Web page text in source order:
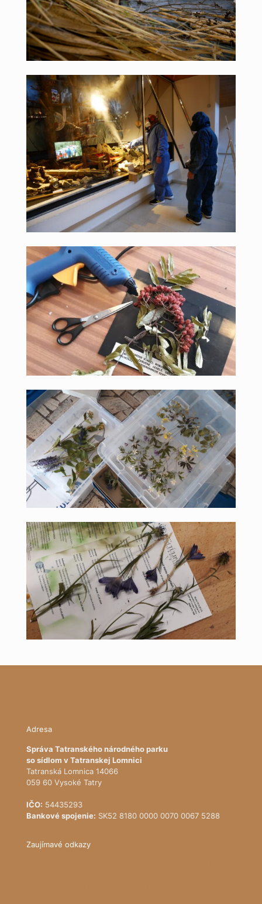
Adresa
Správa Tatranského národného parku
so sídlom v Tatranskej Lomnici
Tatranská Lomnica 14066
059 60 Vysoké Tatry
IČO: 54435293
Bankové spojenie: SK52 8180 0000 0070 0067 5288
Zaujímavé odkazy